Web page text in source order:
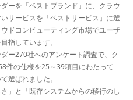
ーを「ベストブランド」に、クラウ
サービスを「ベストサービス」に選
ドコンピューティング市場でユーザ
指しています。
ー270社へのアンケート調査で、ク
件の仕様を25～39項目にわたって
選ばれました。
」と「既存システムからの移行のし